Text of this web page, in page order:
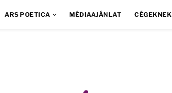
ARS POETICA MÉDIAAJÁNLAT CÉGEKNEK